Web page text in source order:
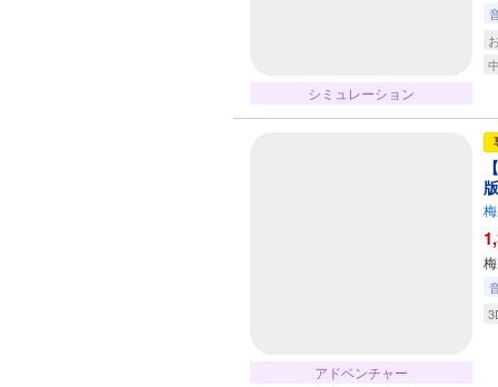
シミュレーション
アドベンチャー
版